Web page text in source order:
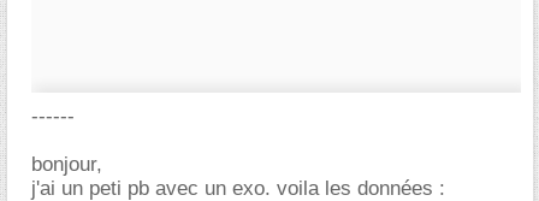
------
bonjour,
j'ai un peti pb avec un exo. voila les données :